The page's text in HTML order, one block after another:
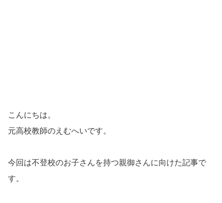
こんにちは。
元高校教師のえむへいです。
今回は不登校のお子さんを持つ親御さんに向けた記事で
す。